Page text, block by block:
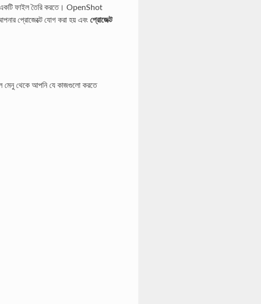
একটি ফাইল তৈরি করতে। OpenShot
প্রোজেক্টে যোগ করা হয় এবং প্রোজেক্ট
মেনু থেকে আপনি যে কাজগুলো করতে